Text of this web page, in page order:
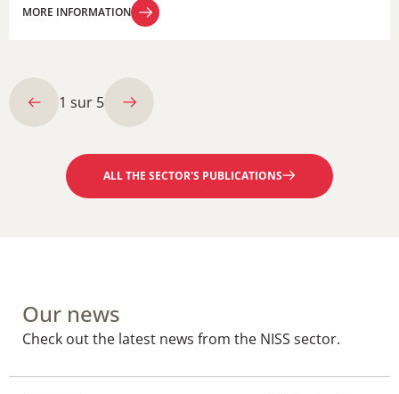
MORE INFORMATION
1 sur 5
ALL THE SECTOR'S PUBLICATIONS
Our news
Check out the latest news from the NISS sector.